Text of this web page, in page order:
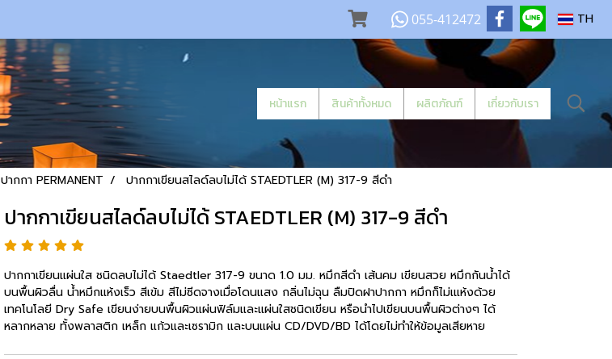
055-412472 TH
หน้าแรก สินค้าทั้งหมด ผลิตภัณฑ์ เกี่ยวกับเรา
ปากกา PERMANENT ปากกาเขียนสไลด์ลบไม่ได้ STAEDTLER (M) 317-9 สีดำ
ปากกาเขียนสไลด์ลบไม่ได้ STAEDTLER (M) 317-9 สีดำ
ปากกาเขียนแผ่นใส ชนิดลบไม่ได้ Staedtler 317-9 ขนาด 1.0 มม. หมึกสีดำ เส้นคม เขียนสวย หมึกกันน้ำได้
บนพื้นผิวลื่น น้ำหมึกแห้งเร็ว สีเข้ม สีไม่ซีดจางเมื่อโดนแสง กลิ่นไม่ฉุน ลืมปิดฝาปากกา หมึกก็ไม่เแห้งด้วย
เทคโนโลยี Dry Safe เขียนง่ายบนพื้นผิวแผ่นฟิล์มและแผ่นใสชนิดเขียน หรือนำไปเขียนบนพื้นผิวต่างๆ ได้
หลากหลาย ทั้งพลาสติก เหล็ก แก้วและเซรามิก และบนแผ่น CD/DVD/BD ได้โดยไม่ทำให้ข้อมูลเสียหาย